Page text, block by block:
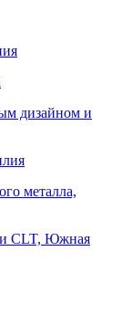
дизайном и
металла,
CLT, Южная